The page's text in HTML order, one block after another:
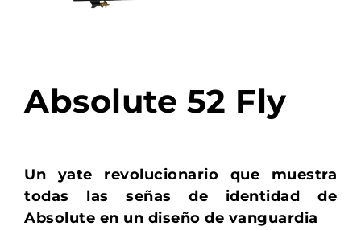
Absolute 52 Fly
Un yate revolucionario que muestra
todas las señas de identidad de
Absolute en un diseño de vanguardia